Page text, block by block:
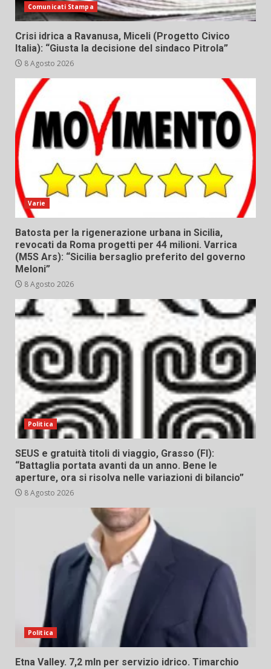
Comunicati Stampa
Crisi idrica a Ravanusa, Miceli (Progetto Civico
Italia): “Giusta la decisione del sindaco Pitrola”
8 Agosto 2026
Varie
Batosta per la rigenerazione urbana in Sicilia,
revocati da Roma progetti per 44 milioni. Varrica
(M5S Ars): “Sicilia bersaglio preferito del governo
Meloni”
8 Agosto 2026
Politica
SEUS e gratuità titoli di viaggio, Grasso (FI):
“Battaglia portata avanti da un anno. Bene le
aperture, ora si risolva nelle variazioni di bilancio”
8 Agosto 2026
Politica
Etna Valley. 7,2 mln per servizio idrico. Timarchio